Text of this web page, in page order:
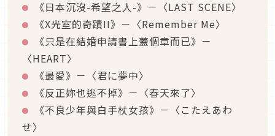
《日本沉沒-希望之人-》－〈LAST SCENE〉
《X光室的奇蹟II》－〈Remember Me〉
《只是在結婚申請書上蓋個章而已》－
〈HEART〉
《最愛》－〈君に夢中〉
《反正妳也逃不掉》－〈春天來了〉
《不良少年與白手杖女孩》－〈こたえあわ
せ〉